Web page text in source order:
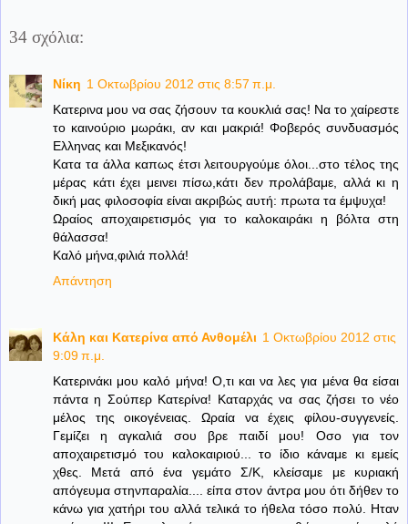
34 σχόλια:
Νίκη 1 Οκτωβρίου 2012 στις 8:57 π.μ.
Κατερινα μου να σας ζήσουν τα κουκλιά σας! Να το χαίρεστε
το καινούριο μωράκι, αν και μακριά! Φοβερός συνδυασμός
Ελληνας και Μεξικανός!
Κατα τα άλλα καπως έτσι λειτουργούμε όλοι...στο τέλος της
μέρας κάτι έχει μεινει πίσω,κάτι δεν προλάβαμε, αλλά κι η
δική μας φιλοσοφία είναι ακριβώς αυτή: πρωτα τα έμψυχα!
Ωραίος αποχαιρετισμός για το καλοκαιράκι η βόλτα στη
θάλασσα!
Καλό μήνα,φιλιά πολλά!
Απάντηση
Κάλη και Κατερίνα από Ανθομέλι 1 Οκτωβρίου 2012 στις
9:09 π.μ.
Κατερινάκι μου καλό μήνα! Ο,τι και να λες για μένα θα είσαι
πάντα η Σούπερ Κατερίνα! Καταρχάς να σας ζήσει το νέο
μέλος της οικογένειας. Ωραία να έχεις φίλου-συγγενείς.
Γεμίζει η αγκαλιά σου βρε παιδί μου! Οσο για τον
αποχαιρετισμό του καλοκαιριού... το ίδιο κάναμε κι εμείς
χθες. Μετά από ένα γεμάτο Σ/Κ, κλείσαμε με κυριακή
απόγευμα στηνπαραλία.... είπα στον άντρα μου ότι δήθεν το
κάνω για χατήρι του αλλά τελικά το ήθελα τόσο πολύ. Ηταν